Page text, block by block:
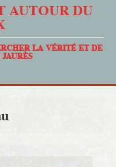
AUTOUR DU
LA VÉRITÉ ET DE